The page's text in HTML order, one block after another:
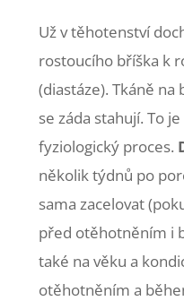
Už v těhotenství
rostoucího bříška k
(diastáze). Tkáně
se záda stahují. To
fyziologický proces.
několik týdnů po
sama zacelovat
před otěhotněním i
také na věku a
otěhotněním a